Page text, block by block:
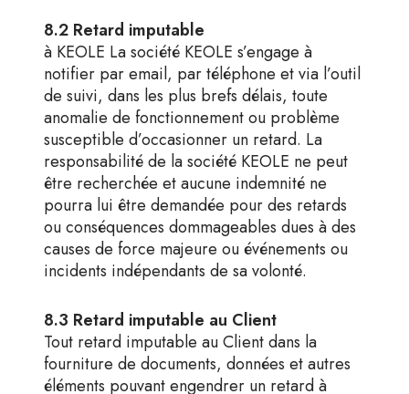
8.2 Retard imputable
à KEOLE La société KEOLE s’engage à
notifier par email, par téléphone et via l’outil
de suivi, dans les plus brefs délais, toute
anomalie de fonctionnement ou problème
susceptible d’occasionner un retard. La
responsabilité de la société KEOLE ne peut
être recherchée et aucune indemnité ne
pourra lui être demandée pour des retards
ou conséquences dommageables dues à des
causes de force majeure ou événements ou
incidents indépendants de sa volonté.
8.3 Retard imputable au Client
Tout retard imputable au Client dans la
fourniture de documents, données et autres
éléments pouvant engendrer un retard à